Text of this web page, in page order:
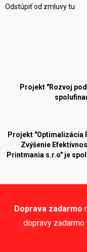
Doprava zadarmo
dopravy
Odstúpiť od zmluvy tu
Projekt "Rozvoj
Projekt "Optimalizácia
Zvýšenie
Printmania s.r.o" je
Blog